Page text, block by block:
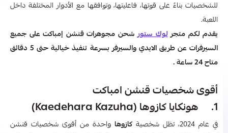
للشخصيات بناءً على قوتها، فاعليتها، وتوافقها مع الأدوار المختلفة داخل
اللعبة.
يقدم لكم متجرلوك ستورشحن مجوهرات قنشن إمباكت على جميع
السيرفرات عن طريق الايدي والسيرفر بسرعة تنفيذ خيالية حتى 5 دقائق
متاح 24 ساعة .
أقوى شخصيات قنشن امباكت
1. هونكايا كازوها (Kaedehara Kazuha)
في عام 2024، تظل شخصية كازوها واحدة من أقوى شخصيات قنشن